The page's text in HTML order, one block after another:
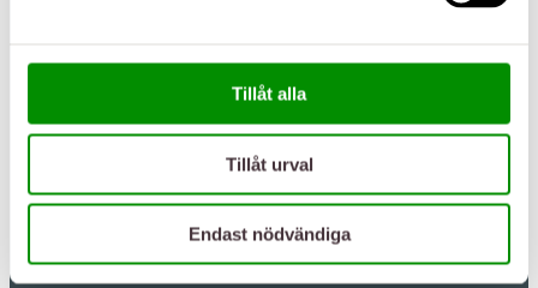
Tillåt alla
Tillåt urval
Endast nödvändiga